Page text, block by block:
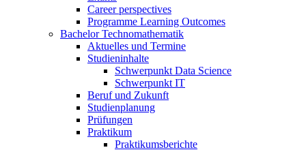
Career perspectives
Programme Learning Outcomes
Bachelor Technomathematik
Aktuelles und Termine
Studieninhalte
Schwerpunkt Data Science
Schwerpunkt IT
Beruf und Zukunft
Studienplanung
Prüfungen
Praktikum
Praktikumsberichte